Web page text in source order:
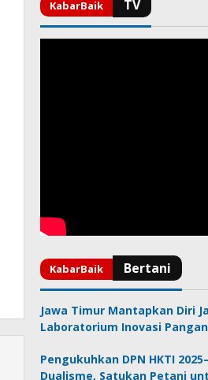
Jawa Timur Mantapkan Diri
Laboratorium Inovasi
Pengukuhkan DPN HKTI
Dualisme, Satukan Petani